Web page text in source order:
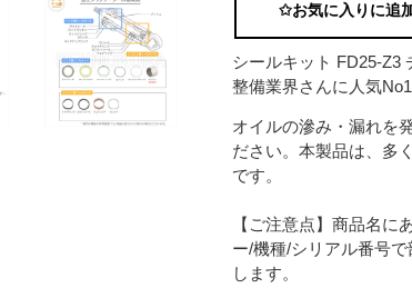
✩お気に入りに追
シールキット FD25-Z3
整備業界さんに人気
オイルの滲み・漏れを
ださい。本製品は、多
です。
【ご注意点】商品名に
ー/機種/シリアル番号
します。